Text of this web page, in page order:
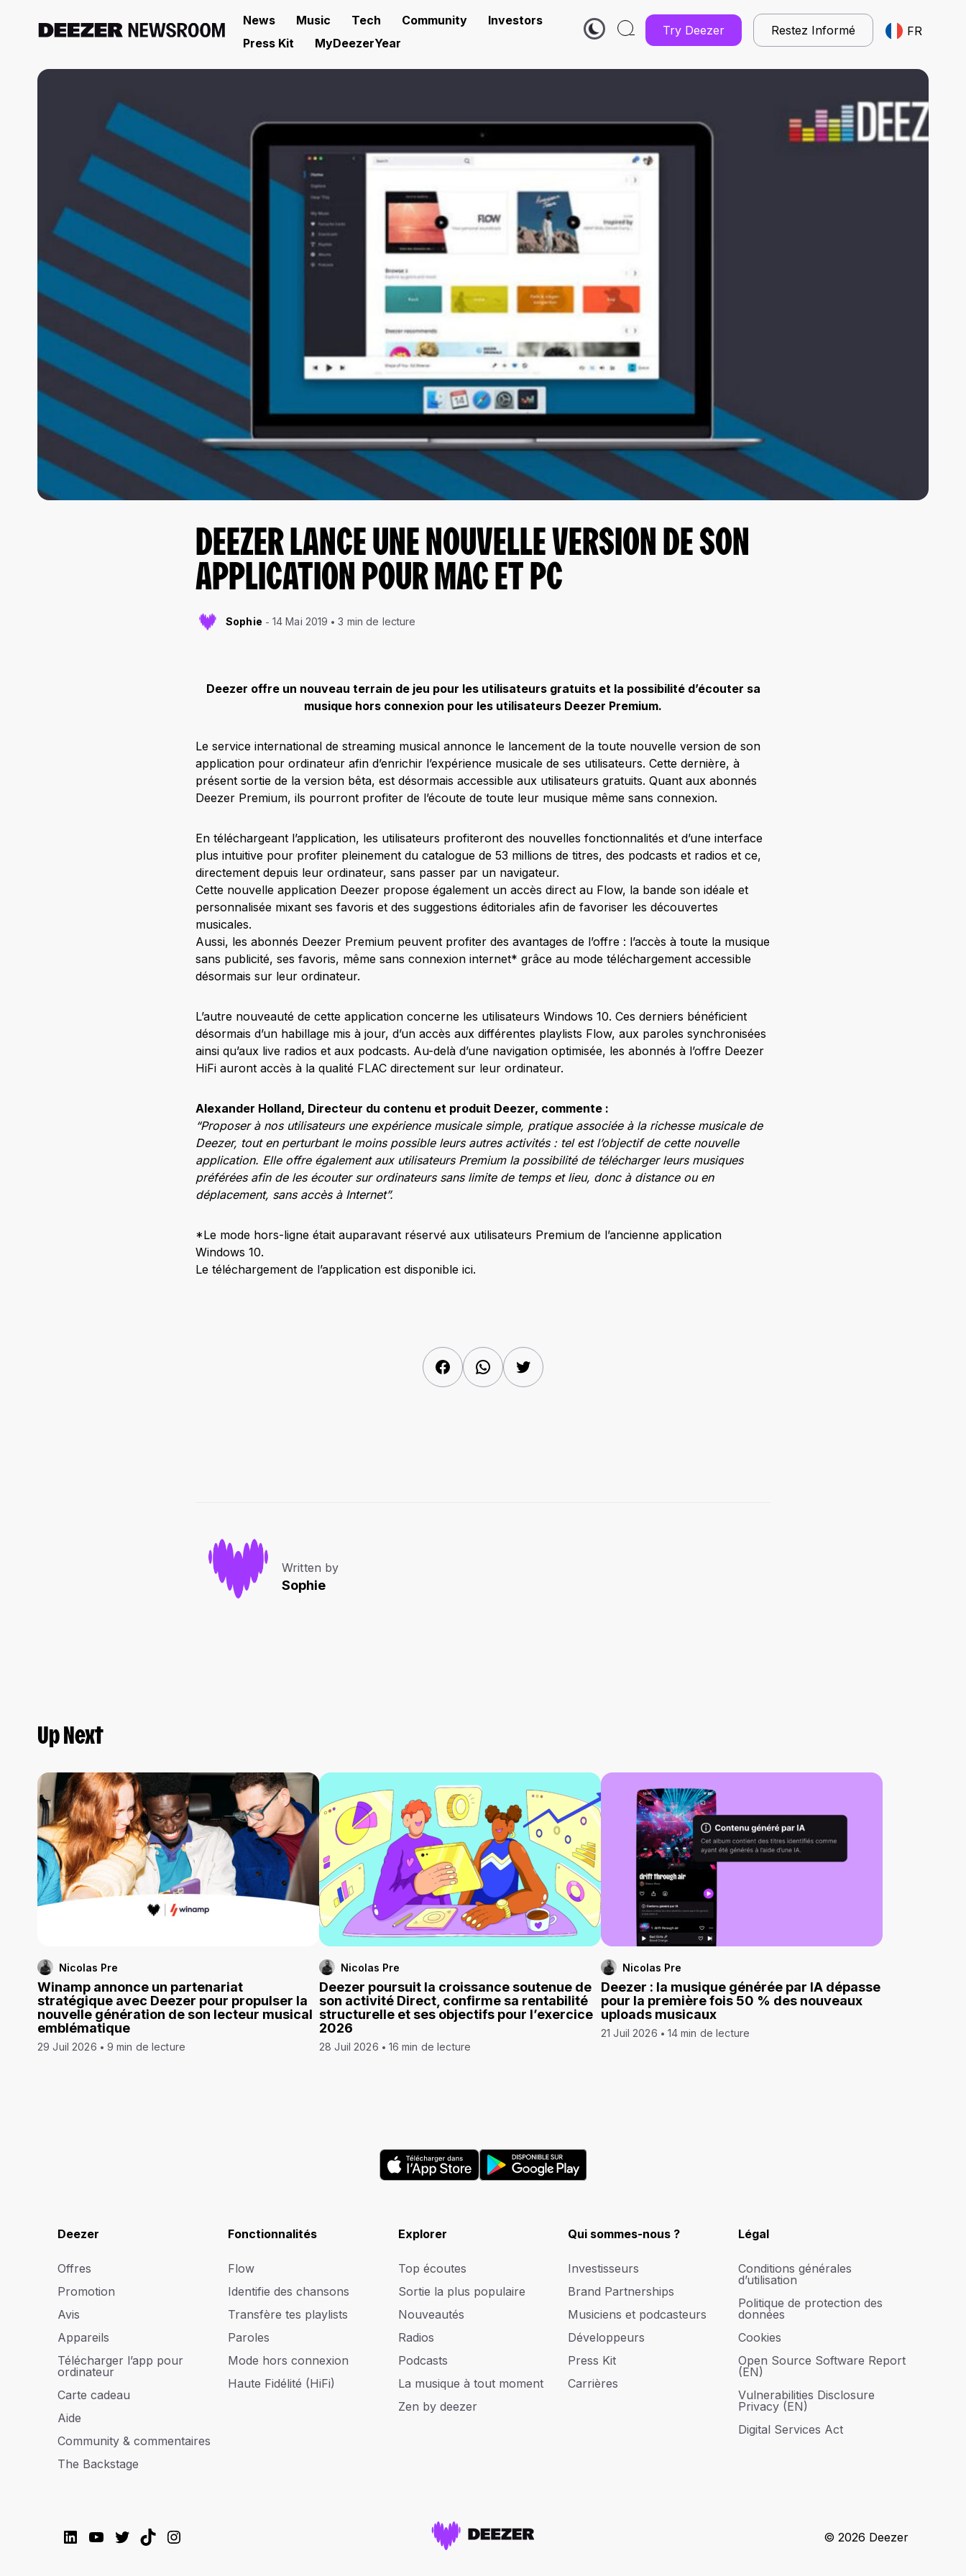
News Music Tech Community
Investors
Press Kit
MyDeezerYear
Try Deezer Restez Informé FR
DEEZER LANCE UNE NOUVELLE VERSION DE SON
APPLICATION POUR MAC ET PC
Sophie 14 Mai 2019 3 min de lecture
Deezer offre un nouveau terrain de jeu pour les utilisateurs gratuits et la possibilité d’écouter sa
musique hors connexion pour les utilisateurs Deezer Premium.
Le service international de streaming musical annonce le lancement de la toute nouvelle version de son
application pour ordinateur afin d’enrichir l’expérience musicale de ses utilisateurs. Cette dernière, à
présent sortie de la version bêta, est désormais accessible aux utilisateurs gratuits. Quant aux abonnés
Deezer Premium, ils pourront profiter de l’écoute de toute leur musique même sans connexion.
En téléchargeant l’application, les utilisateurs profiteront des nouvelles fonctionnalités et d’une interface
plus intuitive pour profiter pleinement du catalogue de 53 millions de titres, des podcasts et radios et ce,
directement depuis leur ordinateur, sans passer par un navigateur.
Cette nouvelle application Deezer propose également un accès direct au Flow, la bande son idéale et
personnalisée mixant ses favoris et des suggestions éditoriales afin de favoriser les découvertes
musicales.
Aussi, les abonnés Deezer Premium peuvent profiter des avantages de l’offre : l’accès à toute la musique
sans publicité, ses favoris, même sans connexion internet* grâce au mode téléchargement accessible
désormais sur leur ordinateur.
L’autre nouveauté de cette application concerne les utilisateurs Windows 10. Ces derniers bénéficient
désormais d’un habillage mis à jour, d’un accès aux différentes playlists Flow, aux paroles synchronisées
ainsi qu’aux live radios et aux podcasts. Au-delà d’une navigation optimisée, les abonnés à l’offre Deezer
HiFi auront accès à la qualité FLAC directement sur leur ordinateur.
Alexander Holland, Directeur du contenu et produit Deezer, commente :
“Proposer à nos utilisateurs une expérience musicale simple, pratique associée à la richesse musicale de
Deezer, tout en perturbant le moins possible leurs autres activités : tel est l’objectif de cette nouvelle
application. Elle offre également aux utilisateurs Premium la possibilité de télécharger leurs musiques
préférées afin de les écouter sur ordinateurs sans limite de temps et lieu, donc à distance ou en
déplacement, sans accès à Internet”.
*Le mode hors-ligne était auparavant réservé aux utilisateurs Premium de l’ancienne application
Windows 10.
Le téléchargement de l’application est disponible ici.
FacebookWhatsAppTwitter
Written by
Sophie
Up Next
Nicolas Pre
Winamp annonce un partenariat
stratégique avec Deezer pour propulser la
nouvelle génération de son lecteur musical
emblématique
29 Juil 2026 9 min de lecture
Nicolas Pre
Deezer poursuit la croissance soutenue de
son activité Direct, confirme sa rentabilité
structurelle et ses objectifs pour l’exercice
2026
28 Juil 2026 16 min de lecture
Nicolas Pre
Deezer : la musique générée par IA dépasse
pour la première fois 50 % des nouveaux
uploads musicaux
21 Juil 2026 14 min de lecture
Deezer
Offres
Promotion
Avis
Appareils
Télécharger l’app pour
ordinateur
Carte cadeau
Aide
Community & commentaires
The Backstage
Fonctionnalités
Flow
Identifie des chansons
Transfère tes playlists
Paroles
Mode hors connexion
Haute Fidélité (HiFi)
Explorer
Top écoutes
Sortie la plus populaire
Nouveautés
Radios
Podcasts
La musique à tout moment
Zen by deezer
Qui sommes-nous ?
Investisseurs
Brand Partnerships
Musiciens et podcasteurs
Développeurs
Press Kit
Carrières
Légal
Conditions générales
d’utilisation
Politique de protection des
données
Cookies
Open Source Software Report
(EN)
Vulnerabilities Disclosure
Privacy (EN)
Digital Services Act
LinkedIn
YouTube
Twitter
TikTokInstagram © 2026 Deezer